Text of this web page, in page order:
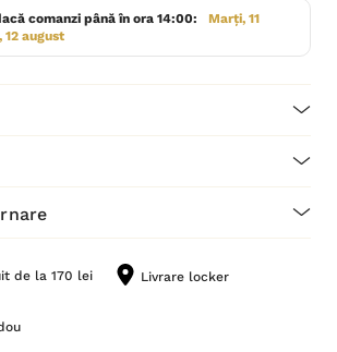
comanzi până în ora 14:00:
Marți, 11
august
de la 170 lei Livrare locker